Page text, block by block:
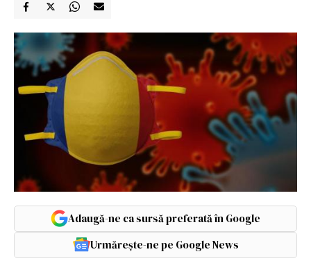
Adaugă-ne ca sursă preferată în Google
Urmărește-ne pe Google News